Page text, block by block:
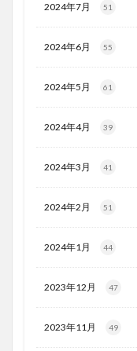
2024年7月 51
2024年6月 55
2024年5月 61
2024年4月 39
2024年3月 41
2024年2月 51
2024年1月 44
2023年12月 47
2023年11月 49